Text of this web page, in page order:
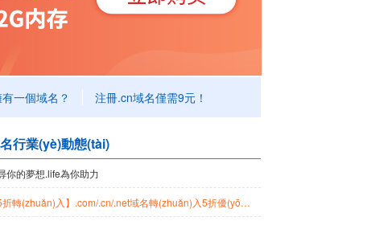
一個域名？ 注冊.cn域名僅需9元！
行業(yè)動態(tài)
你的夢想.life為你助力
【5折轉(zhuǎn)入】.com/.cn/.net域名轉(zhuǎn)入5折優(yōu)惠